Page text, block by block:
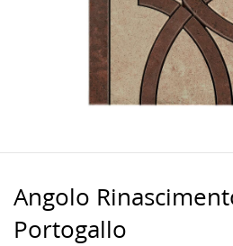
Angolo
Portogallo